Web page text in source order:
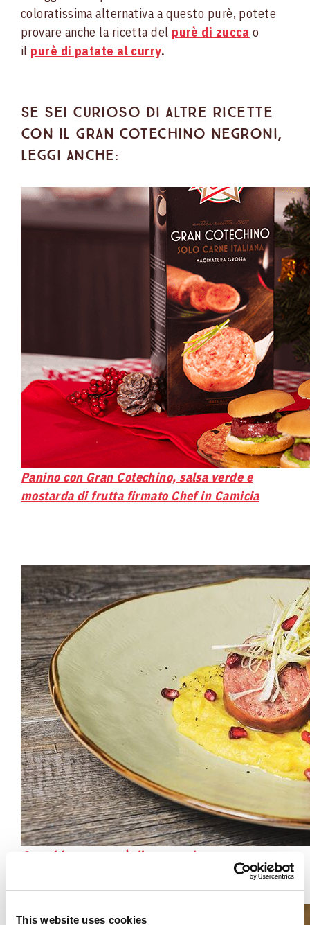
This website uses cookies
coloratissima alternativa a questo purè, potete
provare anche la ricetta del purè di zucca o
il purè di patate al curry.
Se sei curioso di altre ricette
con il Gran Cotechino Negroni,
leggi anche:
Panino con Gran Cotechino, salsa verde e
mostarda di frutta firmato Chef in Camicia
Cotechino con purè di patate al curry,